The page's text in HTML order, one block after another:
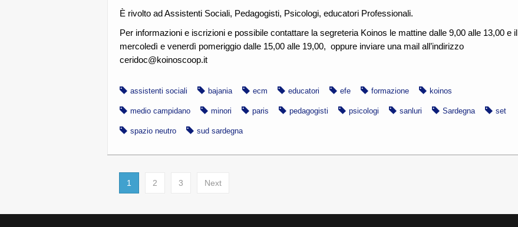
È rivolto ad Assistenti Sociali, Pedagogisti, Psicologi, educatori Professionali.
Per informazioni e iscrizioni e possibile contattare la segreteria Koinos le mattine dalle 9,00 alle 13,00 e il
mercoledì e venerdì pomeriggio dalle 15,00 alle 19,00, oppure inviare una mail all’indirizzo
ceridoc@koinoscoop.it
assistenti sociali bajania ecm educatori efe formazione koinos
medio campidano minori paris pedagogisti psicologi sanluri Sardegna set
spazio neutro sud sardegna
1 2 3 Next